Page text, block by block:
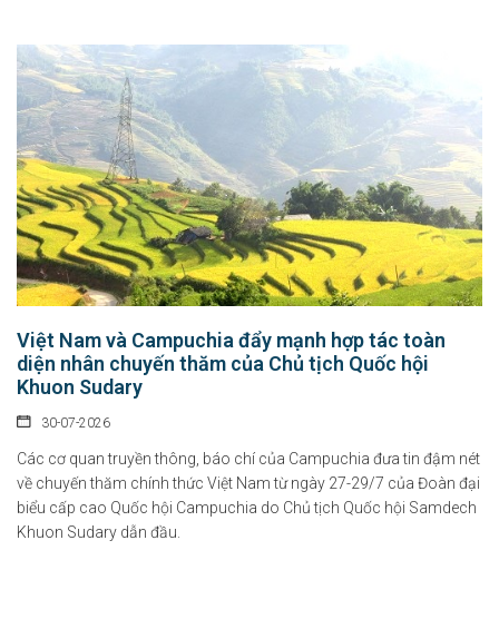
Việt Nam và Campuchia đẩy mạnh hợp tác toàn
diện nhân chuyến thăm của Chủ tịch Quốc hội
Khuon Sudary
30-07-2026
Các cơ quan truyền thông, báo chí của Campuchia đưa tin đậm nét
về chuyến thăm chính thức Việt Nam từ ngày 27-29/7 của Đoàn đại
biểu cấp cao Quốc hội Campuchia do Chủ tịch Quốc hội Samdech
Khuon Sudary dẫn đầu.
Việt Nam hướng tới trở thành trung tâm văn hóa và sáng tạo
hàng đầu khu vực
09-08-2026
Tầm nhìn đến năm 2045, Việt Nam trở thành một trong những trung tâm văn
hóa và...
Chính sách hỗ trợ doanh nghiệp và thu hút đầu tư trong lĩnh vực
văn hóa số
07-08-2026
Tại Nghị định số 277/2026/NĐ-CP, Chính phủ quy định cụ thể chính sách hỗ...